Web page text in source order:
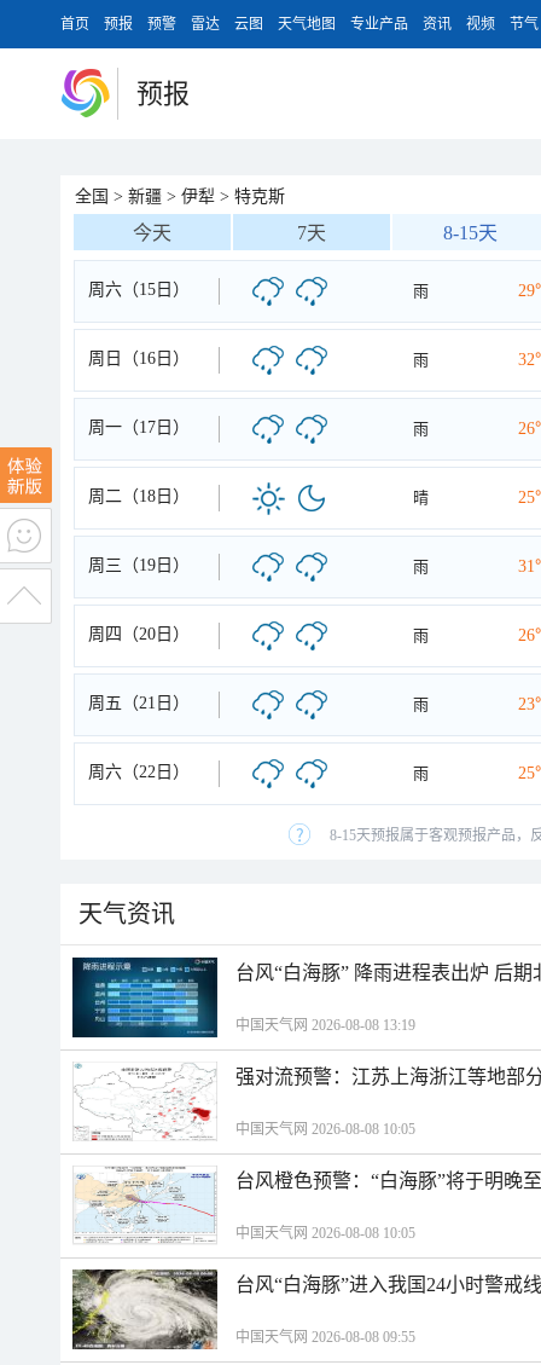
首页 预报 预警 雷达 云图 天气地图 专业产品 资讯 视频 节气
预报
全国 > 新疆 > 伊犁 > 特克斯
今天 7天 8-15天
周六（15日） 雨
周日（16日） 雨
周一（17日） 雨
周二（18日） 晴
周三（19日） 雨
周四（20日） 雨
周五（21日） 雨
周六（22日） 雨
8-15天预报属于客观预报产品，
天气资讯
台风“白海豚” 降雨进程表出炉 后
中国天气网 2026-08-08 13:19
强对流预警：江苏上海浙江等地部
中国天气网 2026-08-08 10:05
台风橙色预警：“白海豚”将于明晚
中国天气网 2026-08-08 10:05
台风“白海豚”进入我国24小时警戒
中国天气网 2026-08-08 09:55